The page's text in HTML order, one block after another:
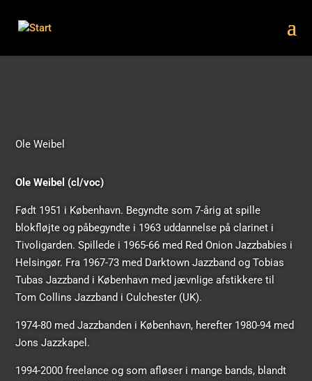
Ole Weibel
Ole Weibel (cl/voc)
Født 1951 i København. Begyndte som 7-årig at spille
blokfløjte og påbegyndte i 1963 uddannelse på clarinet i
Tivoligarden. Spillede i 1965-66 med Red Onion Jazzbabies i
Helsingør. Fra 1967-73 med Darktown Jazzband og Tobias
Tubas Jazzband i København med jævnlige afstikkere til
Tom Collins Jazzband i Culchester (UK).
1974-80 med Jazzbanden i København, herefter 1980-94 med
Jons Jazzkapel.
1994-2000 freelance og som afløser i mange bands, blandt